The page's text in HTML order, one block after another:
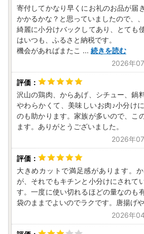
インワンストップ特例申請が、マイナ
もご利用いただけるようになりました！
自治体マイページより「全部アップロ
ただきますと、今まで郵便で提出いた
ト上で提出することができます。
郵送の手間が省けて費用もかかりませ
寄付番号をご準備いただき寄付者様の
ら、ホーム画面の「オンラインワンス
プ。表示された「マイナンバーカード
いう質問に「いいえ」とお答えいただ
ド申請のご案内が開始されますので、
ください。
〈自治体マイページはこちら〉
https://mypg.jp/
【必見！ポイント制ふるさと納税サー
ポイントは有効期限なし！
“先に寄附してポイントに交換、あとで
っくり特産品を選ぶ”
新しいふるさと納税サービスを開始し
上峰町では佐賀牛や豚肉、鶏肉、うな
寄付してかなり早くにお礼のお品が届
かかるかな？と思っていましたので、、
綺麗に小分けバックしてあり、とても
はいつも、ふるさと納税です。
機会があればまたこ ... 続きを読む
2026年
沢山の鶏肉、からあげ、シチュー、鍋
やわらかくて、美味しいお肉♪小分け
のも助かります。家族が多いので、こ
ます。ありがとうございました。
2026年
大きめカットで満足感があります。
が、それでもキチンと小分けにされて
す。一度に使い切れるほどの量なのも
袋のままでよいのでラクです。唐揚げ
2026年